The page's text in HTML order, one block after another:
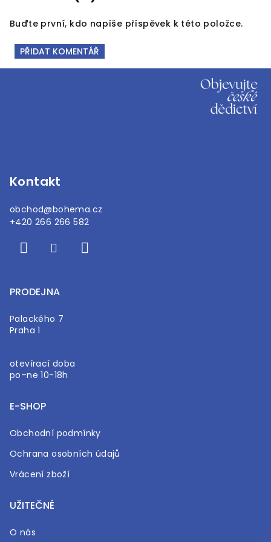
Buďte první, kdo napíše příspěvek k této položce.
PŘIDAT KOMENTÁŘ
Kontakt
obchod@bohema.cz
+420 266 266 582
PRODEJNA
Palackého 7
Praha 1
otevírací doba
po–ne 10-18h
E-SHOP
Obchodní podmínky
Ochrana osobních údajů
Vrácení zboží
UŽITEČNÉ
O nás